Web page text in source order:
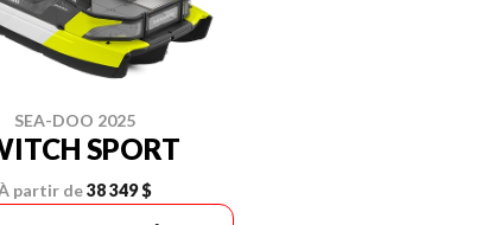
SEA-DOO 2025
SPORT
partir de38 349 $